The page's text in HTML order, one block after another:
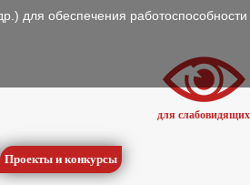
для слабовидящих
Проекты и конкурсы
для обеспечения работоспособности